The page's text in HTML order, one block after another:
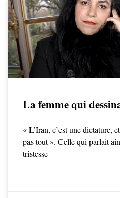
La femme qui
« L’Iran, c’est une dictature,
pas tout ». Celle qui parlait
tristesse